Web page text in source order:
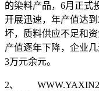
的染料产品，6月正式
开展迅速，年产值达
坏，质料供应不足和
产值逐年下降，企业
3万元余元。
2、